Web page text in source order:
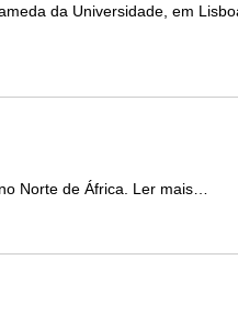
da Universidade, em
Norte de África. Ler mais…